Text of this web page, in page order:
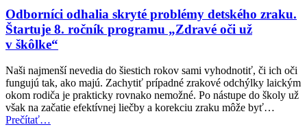
000
deťom”
ročníka
programu
Zdravé
oči
v škôlke
už
čoskoro!”
Odborníci odhalia skryté problémy detského zraku.
Štartuje 8. ročník programu „Zdravé oči už
v škôlke“
Naši najmenší nevedia do šiestich rokov sami vyhodnotiť, či ich oči
fungujú tak, ako majú. Zachytiť prípadné zrakové odchýlky laickým
okom rodiča je prakticky rovnako nemožné. Po nástupe do školy už
však na začatie efektívnej liečby a korekciu zraku môže byť…
Prečítať“Odborníci
…